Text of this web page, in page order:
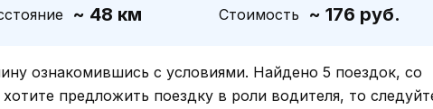
~ 48 км Стоимость ~ 176 руб.
ознакомившись с условиями. Найдено 5 поездок, со
предложить поездку в роли водителя, то